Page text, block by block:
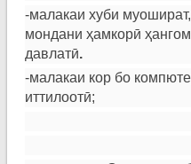
-малакаи хуби
мондани ҳамкорӣ
давлатӣ.
-малакаи кор бо
иттилоотӣ;